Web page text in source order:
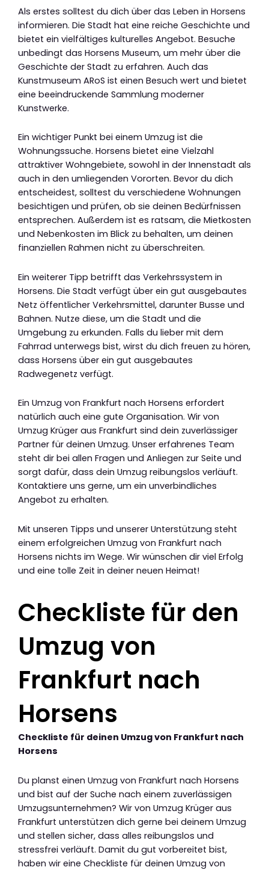
Als erstes solltest du dich über das Leben in Horsens
informieren. Die Stadt hat eine reiche Geschichte und
bietet ein vielfältiges kulturelles Angebot. Besuche
unbedingt das Horsens Museum, um mehr über die
Geschichte der Stadt zu erfahren. Auch das
Kunstmuseum ARoS ist einen Besuch wert und bietet
eine beeindruckende Sammlung moderner
Kunstwerke.
Ein wichtiger Punkt bei einem Umzug ist die
Wohnungssuche. Horsens bietet eine Vielzahl
attraktiver Wohngebiete, sowohl in der Innenstadt als
auch in den umliegenden Vororten. Bevor du dich
entscheidest, solltest du verschiedene Wohnungen
besichtigen und prüfen, ob sie deinen Bedürfnissen
entsprechen. Außerdem ist es ratsam, die Mietkosten
und Nebenkosten im Blick zu behalten, um deinen
finanziellen Rahmen nicht zu überschreiten.
Ein weiterer Tipp betrifft das Verkehrssystem in
Horsens. Die Stadt verfügt über ein gut ausgebautes
Netz öffentlicher Verkehrsmittel, darunter Busse und
Bahnen. Nutze diese, um die Stadt und die
Umgebung zu erkunden. Falls du lieber mit dem
Fahrrad unterwegs bist, wirst du dich freuen zu hören,
dass Horsens über ein gut ausgebautes
Radwegenetz verfügt.
Ein Umzug von Frankfurt nach Horsens erfordert
natürlich auch eine gute Organisation. Wir von
Umzug Krüger aus Frankfurt sind dein zuverlässiger
Partner für deinen Umzug. Unser erfahrenes Team
steht dir bei allen Fragen und Anliegen zur Seite und
sorgt dafür, dass dein Umzug reibungslos verläuft.
Kontaktiere uns gerne, um ein unverbindliches
Angebot zu erhalten.
Mit unseren Tipps und unserer Unterstützung steht
einem erfolgreichen Umzug von Frankfurt nach
Horsens nichts im Wege. Wir wünschen dir viel Erfolg
und eine tolle Zeit in deiner neuen Heimat!
Checkliste für den
Umzug von
Frankfurt nach
Horsens
Checkliste für deinen Umzug von Frankfurt nach
Horsens
Du planst einen Umzug von Frankfurt nach Horsens
und bist auf der Suche nach einem zuverlässigen
Umzugsunternehmen? Wir von Umzug Krüger aus
Frankfurt unterstützen dich gerne bei deinem Umzug
und stellen sicher, dass alles reibungslos und
stressfrei verläuft. Damit du gut vorbereitet bist,
haben wir eine Checkliste für deinen Umzug von